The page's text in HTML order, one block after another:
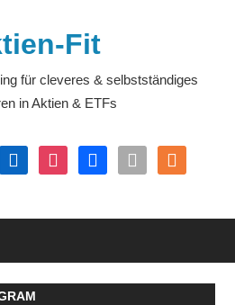
Fit
für cleveres & selbstständiges
in Aktien & ETFs
linkedin instagramfacebookflipboard rss